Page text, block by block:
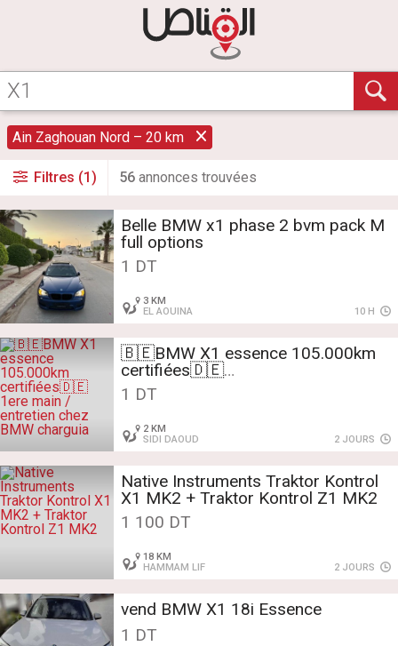
Ain Zaghouan Nord – 20 km
Filtres (1) 56 annonces trouvées
Belle BMW x1 phase 2 bvm pack M
full options
1 DT
3 KM
EL AOUINA
10 H
🇧🇪BMW X1 essence 105.000km
certifiées🇩🇪
1ere main / entretien chez BMW
charguia
1 DT
2 KM
SIDI DAOUD
2 JOURS
Native Instruments Traktor Kontrol
X1 MK2 + Traktor Kontrol Z1 MK2
1 100 DT
18 KM
HAMMAM LIF
2 JOURS
vend BMW X1 18i Essence
1 DT